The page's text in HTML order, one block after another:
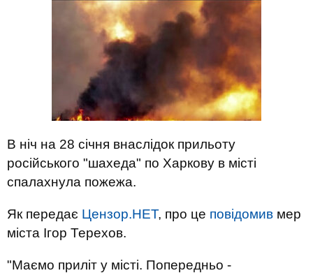
В ніч на 28 січня внаслідок прильоту
російського "шахеда" по Харкову в місті
спалахнула пожежа.
Як передає Цензор.НЕТ, про це повідомив мер
міста Ігор Терехов.
"Маємо приліт у місті. Попередньо -